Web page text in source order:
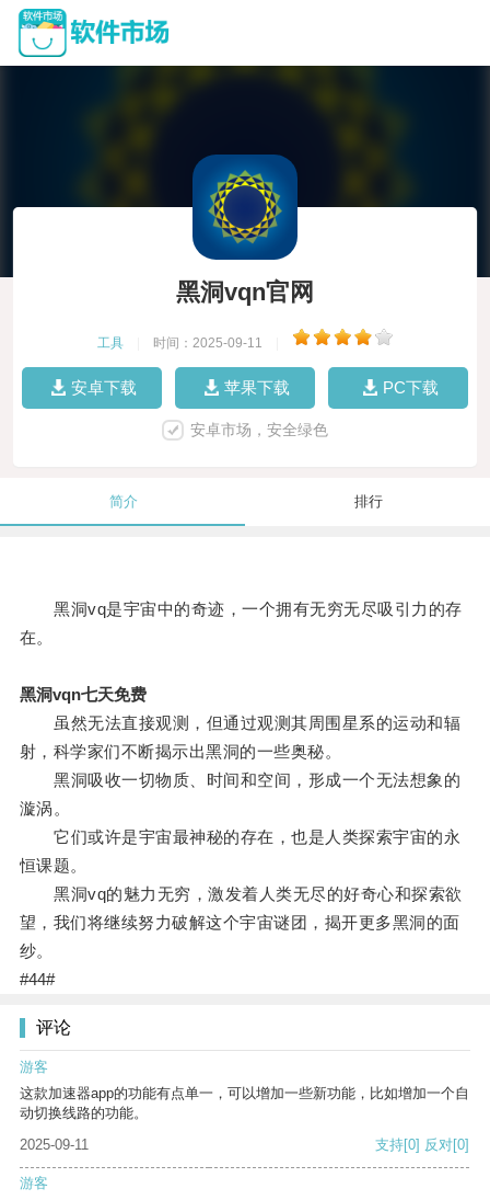
黑洞vqn官网
工具 时间：2025-09-11
安卓下载 苹果下载 PC下载
安卓市场，安全绿色
简介 排行
黑洞vq是宇宙中的奇迹，一个拥有无穷无尽吸引力的存
在。
黑洞vqn七天免费
虽然无法直接观测，但通过观测其周围星系的运动和辐
射，科学家们不断揭示出黑洞的一些奥秘。
黑洞吸收一切物质、时间和空间，形成一个无法想象的
漩涡。
它们或许是宇宙最神秘的存在，也是人类探索宇宙的永
恒课题。
黑洞vq的魅力无穷，激发着人类无尽的好奇心和探索欲
望，我们将继续努力破解这个宇宙谜团，揭开更多黑洞的面
纱。
#44#
评论
游客
这款加速器app的功能有点单一，可以增加一些新功能，比如增加一个自
动切换线路的功能。
2025-09-11
支持[0] 反对[0]
游客